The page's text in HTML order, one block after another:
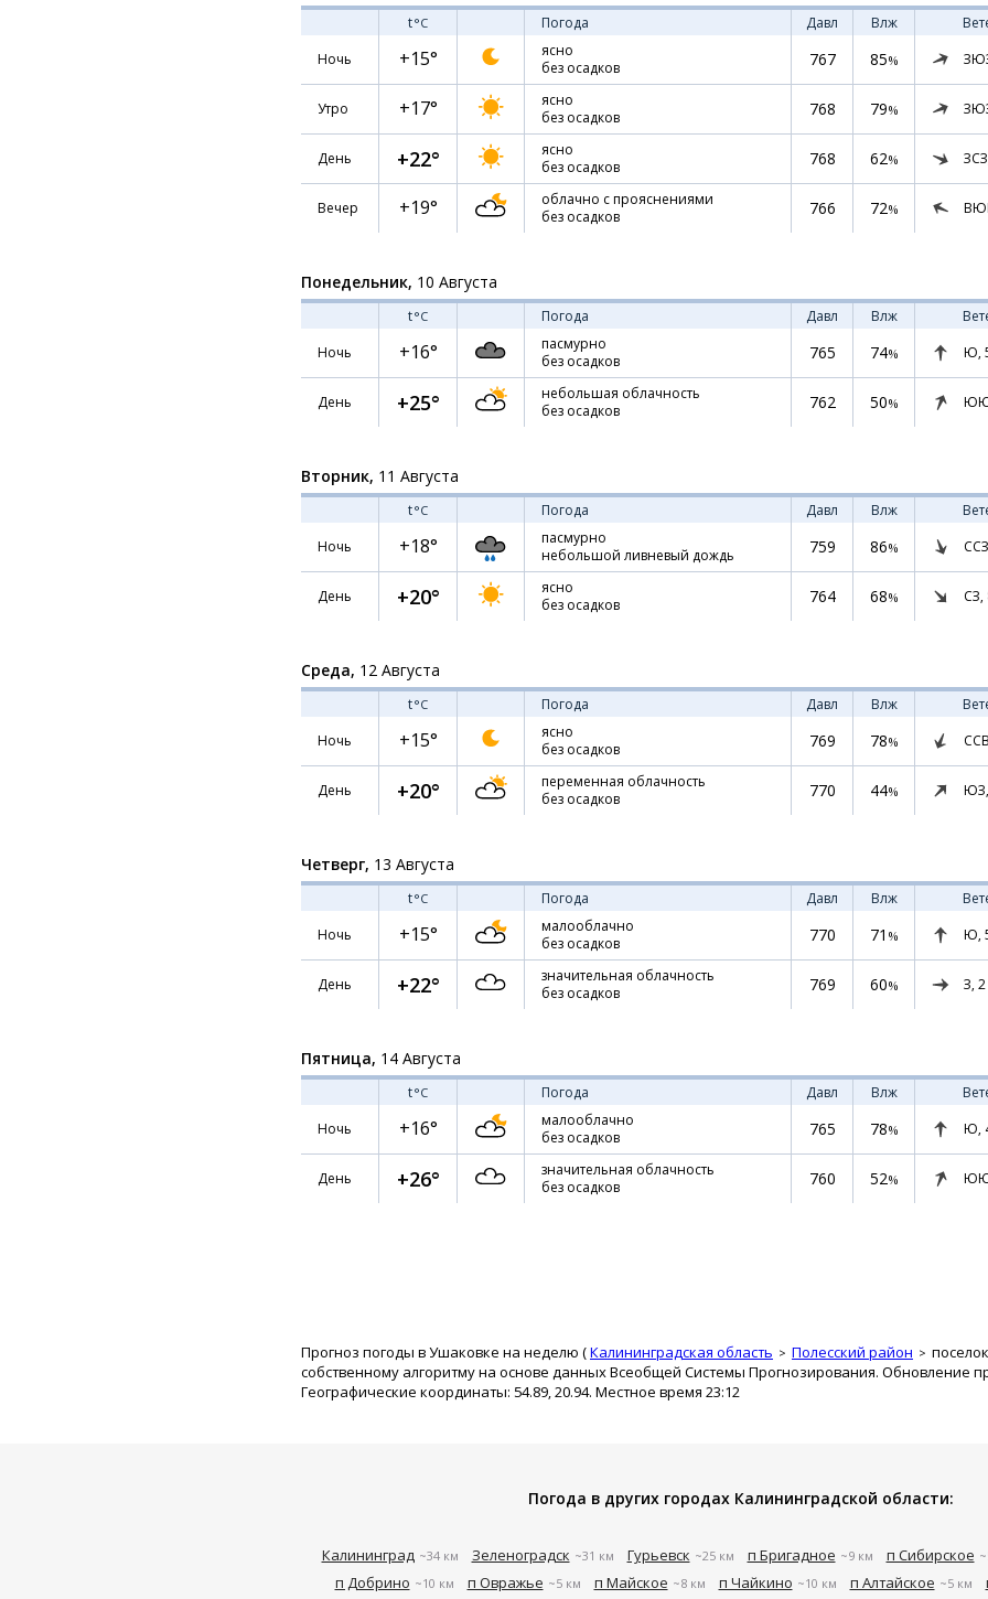
t°C Погода Давл Влж
Ночь
+15°
ясно
без осадков
767 85%
Утро +17°
ясно
без осадков
768 79%
День +22°
ясно
без осадков
768 62%
Вечер +19°
облачно с прояснениями
без осадков
766 72%
Понедельник, 10 Августа
t°C Погода Давл Влж
Ночь
+16°
пасмурно
без осадков
765 74% Ю,
День +25°
небольшая облачность
без осадков
762 50%
Вторник, 11 Августа
t°C Погода Давл Влж
Ночь
+18°
пасмурно
небольшой ливневый дождь
759 86%
День +20°
ясно
без осадков
764 68% СЗ,
Среда, 12 Августа
t°C Погода Давл Влж
Ночь
+15°
ясно
без осадков
769 78%
День +20°
переменная облачность
без осадков
770 44% ЮЗ,
Четверг, 13 Августа
t°C Погода Давл Влж
Ночь
+15°
малооблачно
без осадков
770 71 % Ю,
День +22°
значительная облачность
без осадков
769 60% З, 2
Пятница, 14 Августа
t°C Погода Давл Влж
Ночь
+16°
малооблачно
без осадков
765 78% Ю,
День +26°
значительная облачность
без осадков
760 52%
Прогноз погоды в Ушаковке на неделю (Калининградская область Полесский район
собственному алгоритму на основе данных Всеобщей Системы Прогнозирования. Обновление
Географические координаты: 54.89, 20.94. Местное время 23:12
Погода в других городах Калининградской области:
Калининград ~34 км Зеленоградск ~31 км Гурьевск ~25 км п Бригадное ~9 км п Сибирское
п Добрино ~10 км п Овражье ~5 км п Майское ~8 км п Чайкино ~10 км п Алтайское ~5 км